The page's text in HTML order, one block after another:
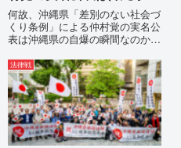
自爆の瞬間なのか？その3
つの理由。
何故、沖縄県「差別のない社会づ
くり条例」による仲村覚の実名公
表は沖縄県の自爆の瞬間なのか？
強行しようとしている「仲村覚の
実名公表」。行政側はこの行為
を、特定の個人を社会的制裁に追
い込むための「仕上げ」だと考え
て...
法律戦